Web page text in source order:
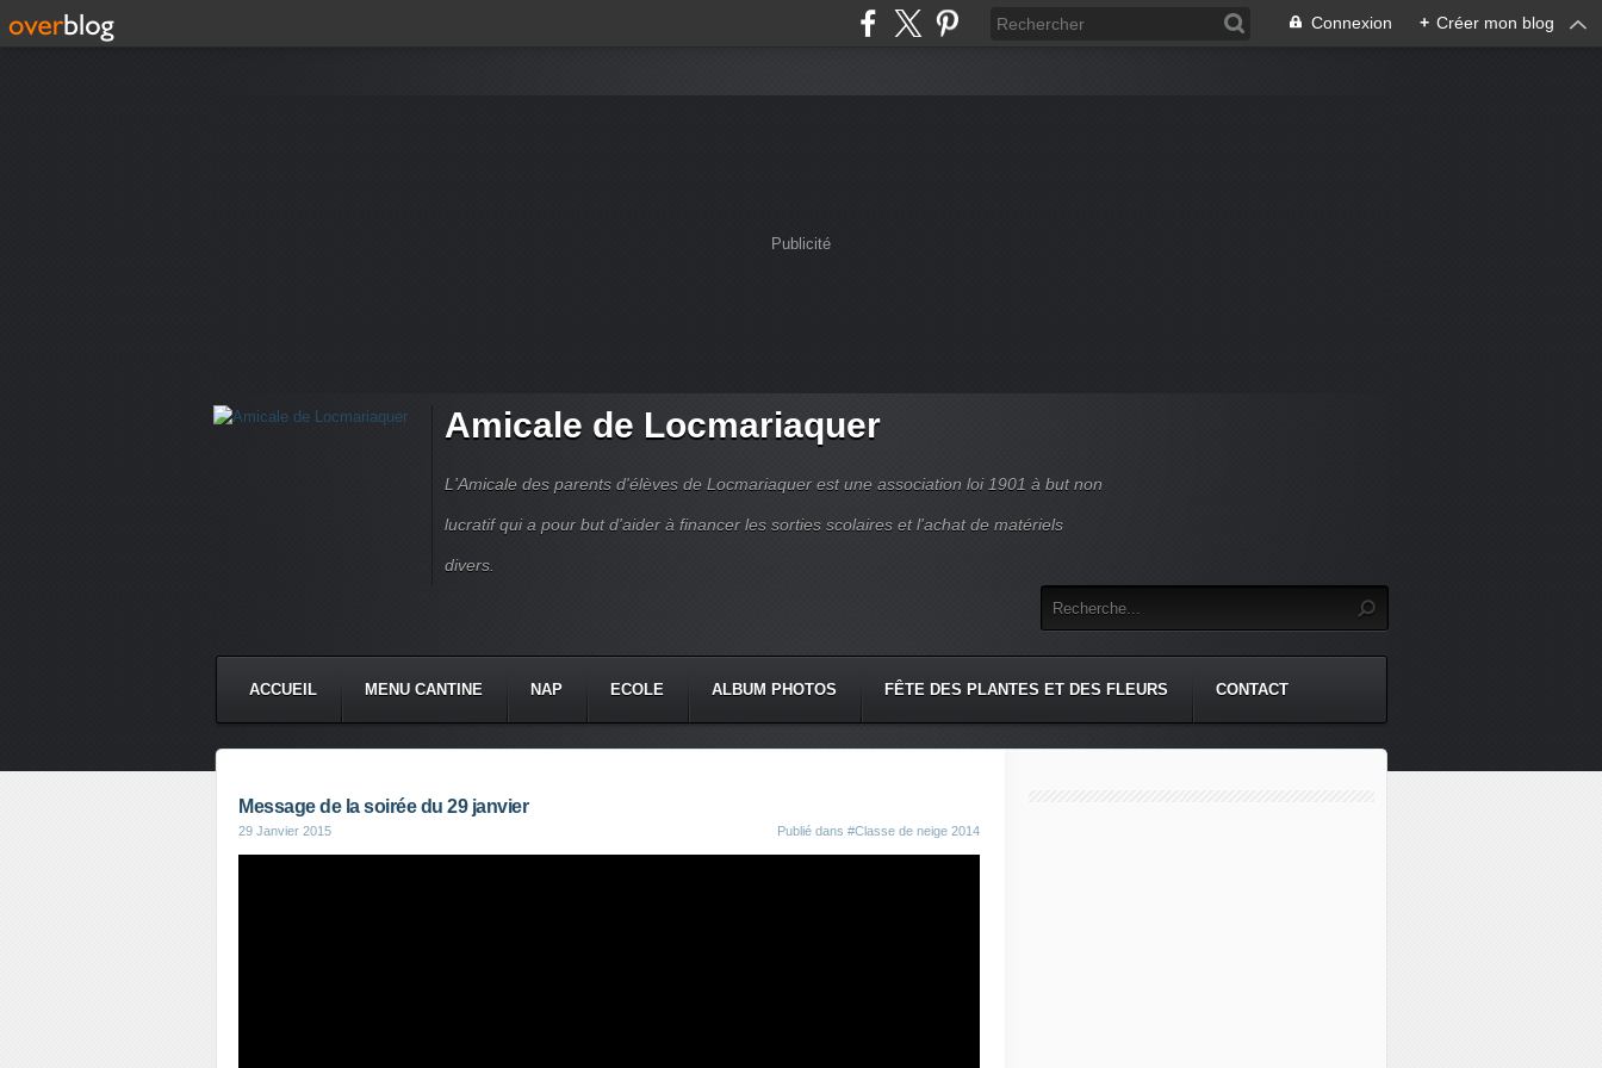
Connexion + Créer mon blog
Publicité
Amicale de Locmariaquer
L'Amicale des parents d'élèves de Locmariaquer est une association loi 1901 à but non
lucratif qui a pour but d'aider à financer les sorties scolaires et l'achat de matériels
divers.
ACCUEIL MENU CANTINE NAP ECOLE ALBUM PHOTOS FÊTE DES PLANTES ET DES FLEURS CONTACT
Message de la soirée du 29 janvier
29 Janvier 2015 Publié dans #Classe de neige 2014